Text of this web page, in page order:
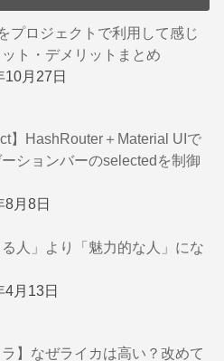
プロジェクトで利用して感じ
ト・デメリットまとめ
10月27日
】HashRouter＋Material UIで
ションバーのselectedを制御
8月8日
る人」より「魅力的な人」にな
4月13日
ラ】なぜライカは高い？改めて